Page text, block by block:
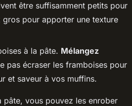
être suffisamment petits pour
pour apporter une texture
à la pâte. Mélangez
pas écraser les framboises pour
et saveur à vos muffins.
pâte, vous pouvez les enrober